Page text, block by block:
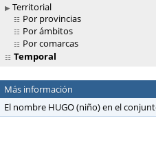
Territorial
Por provincias
Por ámbitos
Por comarcas
Temporal
Más información
El nombre HUGO (niño) en el